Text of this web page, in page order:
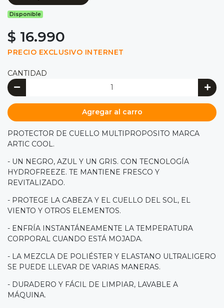
Disponible
$ 16.990
PRECIO EXCLUSIVO INTERNET
CANTIDAD
Agregar al carro
PROTECTOR DE CUELLO MULTIPROPOSITO MARCA
ARTIC COOL.
- UN NEGRO, AZUL Y UN GRIS. CON TECNOLOGÍA
HYDROFREEZE. TE MANTIENE FRESCO Y
REVITALIZADO.
- PROTEGE LA CABEZA Y EL CUELLO DEL SOL, EL
VIENTO Y OTROS ELEMENTOS.
- ENFRÍA INSTANTÁNEAMENTE LA TEMPERATURA
CORPORAL CUANDO ESTÁ MOJADA.
- LA MEZCLA DE POLIÉSTER Y ELASTANO ULTRALIGERO
SE PUEDE LLEVAR DE VARIAS MANERAS.
- DURADERO Y FÁCIL DE LIMPIAR, LAVABLE A
MÁQUINA.